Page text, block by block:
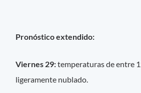
Pronóstico extendido:
Viernes 29:temperaturas de entre
ligeramente nublado.